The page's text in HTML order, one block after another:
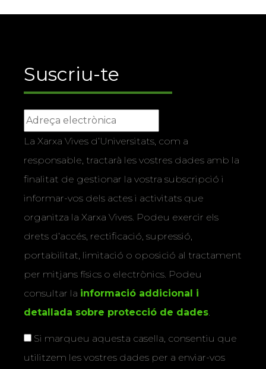
Suscriu-te
La Xarxa Vives d’Universitats, com a
responsable, tractarà les vostres dades amb la
finalitat de gestionar la vostra subscripció i
informar-vos dels actes i activitats que
organitza la Xarxa Vives. Podeu exercir els
drets d’accés, rectificació, supressió,
portabilitat, limitació o oposició al tractament
per mitjans físics o electrònics. Podeu
consultar la informació addicional i
detallada sobre protecció de dades.
Si marqueu aquesta casella, consentiu que
utilitzem les vostres dades per a enviar-vos